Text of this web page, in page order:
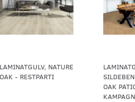
LAMINATGULV, NATURE
OAK - RESTPARTI
OAK